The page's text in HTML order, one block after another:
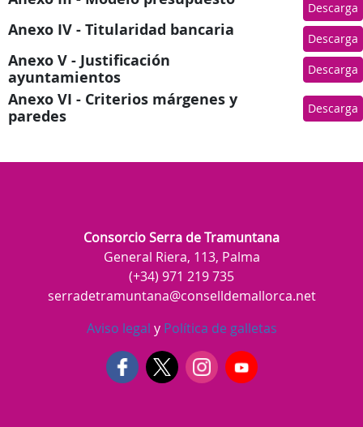
Descarga
Anexo IV - Titularidad bancaria Descarga
Anexo V - Justificación
ayuntamientos
Descarga
Anexo VI - Criterios márgenes y
paredes
Descarga
Consorcio Serra de Tramuntana
General Riera, 113, Palma
(+34) 971 219 735
serradetramuntana@conselldemallorca.net
Aviso legal yPolítica de galletas